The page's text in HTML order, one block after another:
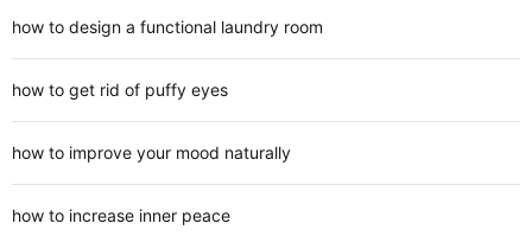
how to design a functional laundry room
how to get rid of puffy eyes
how to improve your mood naturally
how to increase inner peace